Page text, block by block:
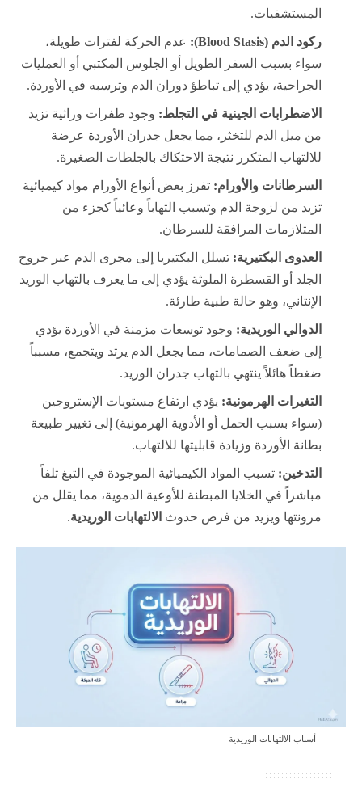
المستشفيات.
ركود الدم (Blood Stasis):
عدم الحركة لفترات طويلة،
سواء بسبب السفر الطويل أو الجلوس المكتبي أو العمليات
الجراحية، يؤدي إلى تباطؤ دوران الدم وترسبه في الأوردة.
الاضطرابات الجينية في التجلط: وجود طفرات وراثية تزيد
من ميل الدم للتخثر، مما يجعل جدران الأوردة عرضة
للالتهاب المتكرر نتيجة الاحتكاك بالجلطات الصغيرة.
السرطانات والأورام: تفرز بعض أنواع الأورام مواد كيميائية
تزيد من لزوجة الدم وتسبب التهاباً وعائياً كجزء من
المتلازمات المرافقة للسرطان.
العدوى البكتيرية: تسلل البكتيريا إلى مجرى الدم عبر جروح
الجلد أو القسطرة الملوثة يؤدي إلى ما يعرف بالتهاب الوريد
الإنتاني، وهو حالة طبية طارئة.
الدوالي الوريدية: وجود توسعات مزمنة في الأوردة يؤدي
إلى ضعف الصمامات، مما يجعل الدم يرتد ويتجمع، مسبباً
ضغطاً هائلاً ينتهي بالتهاب جدران الوريد.
التغيرات الهرمونية: يؤدي ارتفاع مستويات الإستروجين
(سواء بسبب الحمل أو الأدوية الهرمونية) إلى تغيير طبيعة
بطانة الأوردة وزيادة قابليتها للالتهاب.
التدخين: تسبب المواد الكيميائية الموجودة في التبغ تلفاً
مباشراً في الخلايا المبطنة للأوعية الدموية، مما يقلل من
مرونتها ويزيد من فرص حدوث الالتهابات الوريدية.
أسباب الالتهابات الوريدية